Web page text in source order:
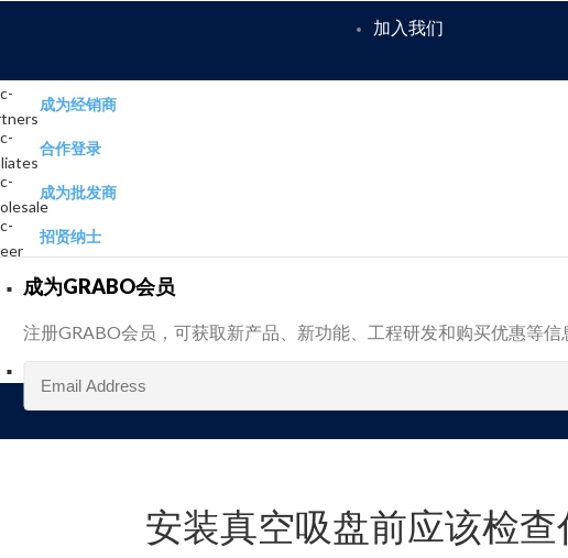
加入我们
成为经销商
合作登录
成为批发商
招贤纳士
成为GRABO会员
注册GRABO会员，可获取新产品、新功能、工程研发和购买优惠等信
安装真空吸盘前应该检查